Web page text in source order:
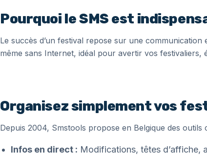
Pourquoi le SMS est
Le succès d’un festival repose sur une
même sans Internet, idéal pour avertir vos festivaliers,
Organisez simplement vos
Depuis 2004, Smstools propose en Belgique des outils
Infos en direct : Modifications, têtes d’affiche,